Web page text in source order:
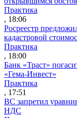
Практика
, 18:06
Росреестр
кадастровой
Практика
, 18:00
Банк «Траст»
«Гема-Инвест»
Практика
, 17:51
ВС запретил
НДС